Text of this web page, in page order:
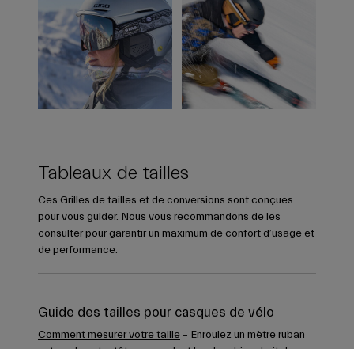
Tableaux de tailles
Ces Grilles de tailles et de conversions sont conçues
pour vous guider. Nous vous recommandons de les
consulter pour garantir un maximum de confort d’usage et
de performance.
Guide des tailles pour casques de vélo
Comment mesurer votre taille – Enroulez un mètre ruban